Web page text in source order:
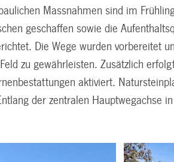
Massnahmen sind im
geschaffen sowie die
Die Wege wurden vorbereitet
zu gewährleisten. Zusätzlich
aktiviert.
der zentralen Hauptwegachse